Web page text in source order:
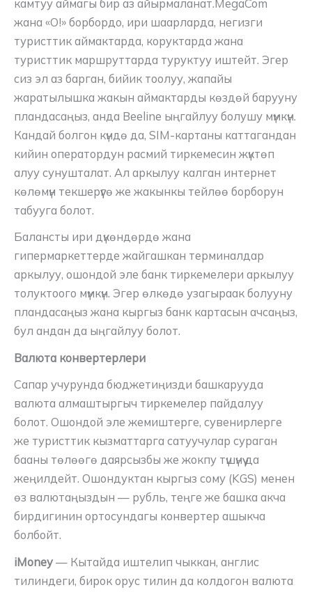
камтуу аймагы бир аз айырмаланат.MegaCom
жана «О!» борбордо, ири шаарларда, негизги
туристтик аймактарда, коруктарда жана
туристтик маршруттарда туруктуу иштейт. Эгер
сиз эл аз барган, бийик тоолуу, жапайы
жаратылышка жакын аймактарды көздөй барууну
пландасаңыз, анда Beeline ыңгайлуу болушу мүмкүн.
Кандай болгон күндө да, SIM-картаны каттагандан
кийин оператордун расмий тиркемесин жүктөп
алуу сунушталат. Ал аркылуу калган интернет
көлөмүн текшерүүгө же жакынкы тейлөө борборун
табууга болот.
Балансты ири дүкөндөрдө жана
гипермаркеттерде жайгашкан терминалдар
аркылуу, ошондой эле банк тиркемелери аркылуу
толуктоого мүмкүн. Эгер өлкөдө узагыраак болууну
пландасаңыз жана кыргыз банк картасын ачсаңыз,
бул андан да ыңгайлуу болот.
Валюта конвертерлери
Сапар учурунда бюджетиңизди башкарууда
валюта алмаштыргыч тиркемелер пайдалуу
болот. Ошондой эле жемиштерге, сувенирлерге
же туристтик кызматтарга сатуучулар сураган
бааны төлөөгө даярсызбы же жокпу түшүнүү да
жеңилдейт. Ошондуктан кыргыз сому (KGS) менен
өз валютаңыздын — рубль, теңге же башка акча
бирдигинин ортосундагы конвертер ашыкча
болбойт.
iMoney — Кытайда иштелип чыккан, англис
тилиндеги, бирок орус тилин да колдогон валюта